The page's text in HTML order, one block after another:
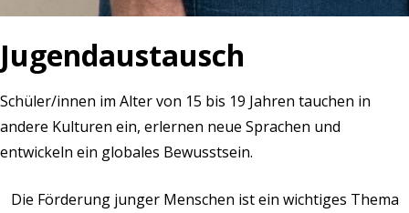
Jugendaustausch
Schüler/innen im Alter von 15 bis 19 Jahren tauchen in
andere Kulturen ein, erlernen neue Sprachen und
entwickeln ein globales Bewusstsein.
Die Förderung junger Menschen ist ein wichtiges Thema